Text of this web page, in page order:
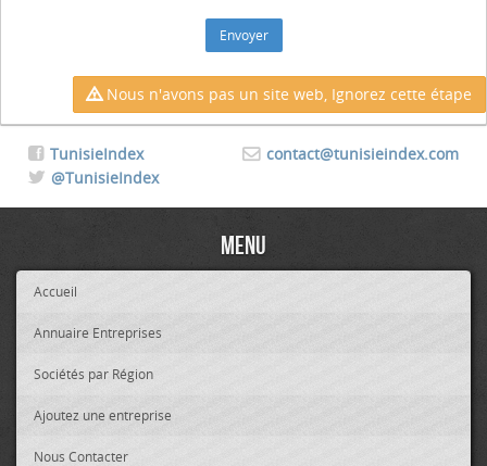
Nous n'avons pas un site web, Ignorez cette étape
contact@tunisieindex.com
TunisieIndex
@TunisieIndex
Menu
Accueil
Annuaire Entreprises
Sociétés par Région
Ajoutez une entreprise
Nous Contacter